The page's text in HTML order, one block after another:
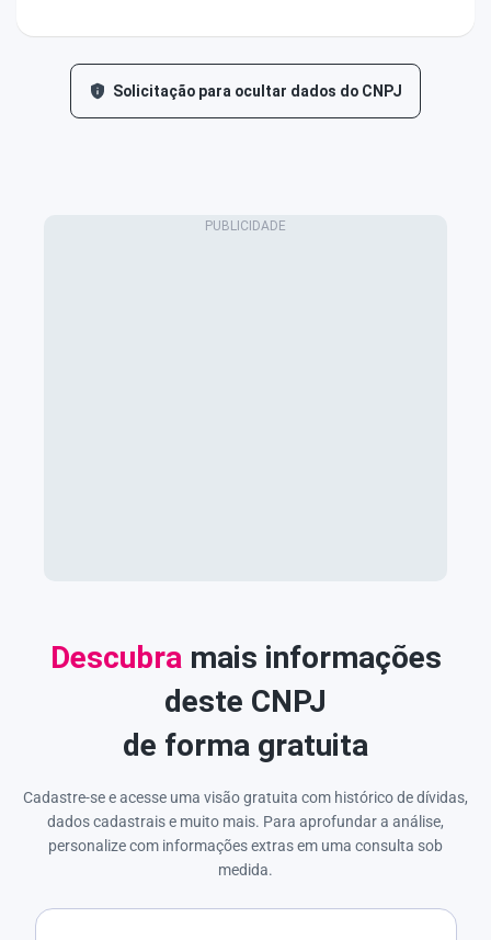
Solicitação para ocultar dados do CNPJ
Descubra mais informações
deste CNPJ
de forma gratuita
Cadastre-se e acesse uma visão gratuita com histórico de dívidas,
dados cadastrais e muito mais. Para aprofundar a análise,
personalize com informações extras em uma consulta sob
medida.